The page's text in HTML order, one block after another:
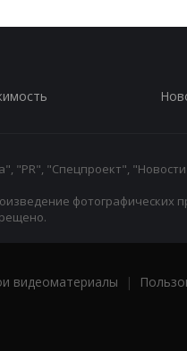
"PR", "Спецпроект",
фотографических
видеоматериалы |